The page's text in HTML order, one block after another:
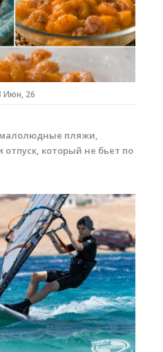
Июн, 26
малолюдные пляжи,
который не бьет по